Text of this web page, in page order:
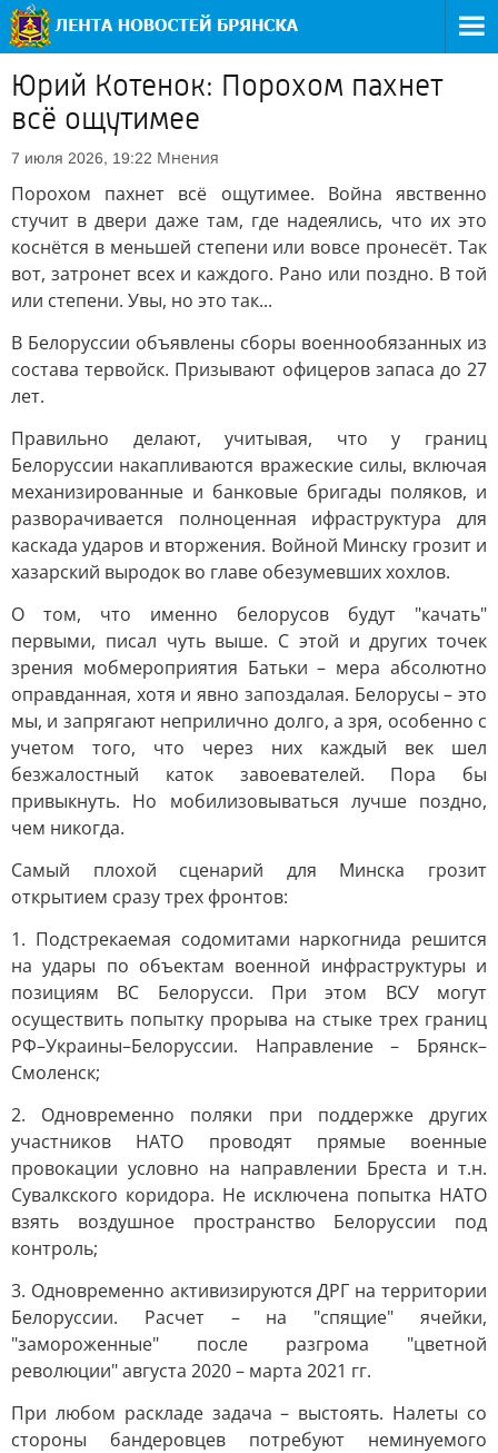
Юрий Котенок: Порохом пахнет
всё ощутимее
7 июля 2026, 19:22 Мнения
Порохом пахнет всё ощутимее. Война явственно
стучит в двери даже там, где надеялись, что их это
коснётся в меньшей степени или вовсе пронесёт. Так
вот, затронет всех и каждого. Рано или поздно. В той
или степени. Увы, но это так...
В Белоруссии объявлены сборы военнообязанных из
состава тервойск. Призывают офицеров запаса до 27
лет.
Правильно делают, учитывая, что у границ
Белоруссии накапливаются вражеские силы, включая
механизированные и банковые бригады поляков, и
разворачивается полноценная ифраструктура для
каскада ударов и вторжения. Войной Минску грозит и
хазарский выродок во главе обезумевших хохлов.
О том, что именно белорусов будут "качать"
первыми, писал чуть выше. С этой и других точек
зрения мобмероприятия Батьки – мера абсолютно
оправданная, хотя и явно запоздалая. Белорусы – это
мы, и запрягают неприлично долго, а зря, особенно с
учетом того, что через них каждый век шел
безжалостный каток завоевателей. Пора бы
привыкнуть. Но мобилизовываться лучше поздно,
чем никогда.
Самый плохой сценарий для Минска грозит
открытием сразу трех фронтов:
1. Подстрекаемая содомитами наркогнида решится
на удары по объектам военной инфраструктуры и
позициям ВС Белорусси. При этом ВСУ могут
осуществить попытку прорыва на стыке трех границ
РФ–Украины–Белоруссии. Направление – Брянск–
Смоленск;
2. Одновременно поляки при поддержке других
участников НАТО проводят прямые военные
провокации условно на направлении Бреста и т.н.
Сувалкского коридора. Не исключена попытка НАТО
взять воздушное пространство Белоруссии под
контроль;
3. Одновременно активизируются ДРГ на территории
Белоруссии. Расчет – на "спящие" ячейки,
"замороженные" после разгрома "цветной
революции" августа 2020 – марта 2021 гг.
При любом раскладе задача – выстоять. Налеты со
стороны бандеровцев потребуют неминуемого